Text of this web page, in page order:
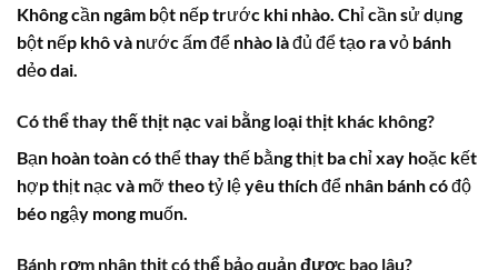
Không cần ngâm bột nếp trước khi nhào. Chỉ cần sử dụng
bột nếp khô và nước ấm để nhào là đủ để tạo ra vỏ bánh
dẻo dai.
Có thể thay thế thịt nạc vai bằng loại thịt khác không?
Bạn hoàn toàn có thể thay thế bằng thịt ba chỉ xay hoặc kết
hợp thịt nạc và mỡ theo tỷ lệ yêu thích để nhân bánh có độ
béo ngậy mong muốn.
Bánh rợm nhân thịt có thể bảo quản được bao lâu?